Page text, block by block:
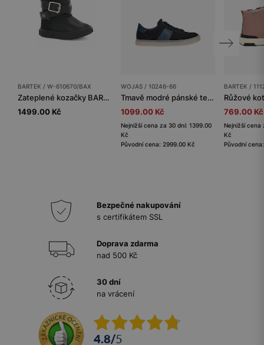
BARTEK / W-610670/BAX
Zateplené kozačky BARTEK W-610670/BAX, pro dívky, černé
1499.00 Kč
WOJAS / 10246-66
Tmavě modré pánské tenisky s koženkovou vložkou z lícové kůže
1099.00 Kč
Nejnižší cena za 30 dní: 1399.00
Kč
Původní cena: 2999.00 Kč
BARTEK /
769.00 Kč
Nejnižší cena
Kč
Původní
Bezpečné nakupování
s certifikátem SSL
Doprava zdarma
nad 500 Kč
30 dní
na vrácení
4.8/5